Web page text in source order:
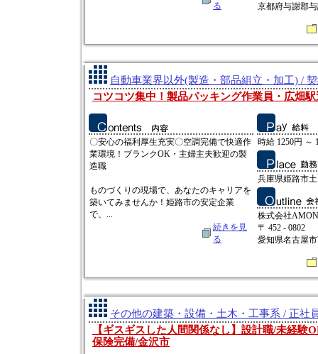
る
京都府与謝郡
自動車業界以外(製造・部品組立・加工) /
コツコツ集中！製品パッキング作業員・広畑
〇安心の福利厚生充実〇空調完備で快適作
業環境！ブランクOK・主婦主夫歓迎の製
造職
ものづくりの現場で、あなたのキャリアを
築いてみませんか！姫路市の安定企業
で、...
続きを見
る
時給 1250円 ～
兵庫県姫路市
株式会社AMON
〒 452 - 0802
愛知県名古屋
その他の建築・設備・土木・工事系 / 正社
【ギスギスした人間関係なし】設計職/未経験
保険完備/金沢市